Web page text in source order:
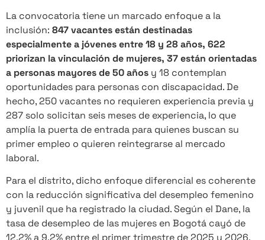
La convocatoria tiene un marcado enfoque a la
inclusión: 847 vacantes están destinadas
especialmente a jóvenes entre 18 y 28 años, 622
priorizan la vinculación de mujeres, 37 están orientadas
a personas mayores de 50 años y 18 contemplan
oportunidades para personas con discapacidad. De
hecho, 250 vacantes no requieren experiencia previa y
287 solo solicitan seis meses de experiencia, lo que
amplía la puerta de entrada para quienes buscan su
primer empleo o quieren reintegrarse al mercado
laboral.
Para el distrito, dicho enfoque diferencial es coherente
con la reducción significativa del desempleo femenino
y juvenil que ha registrado la ciudad. Según el Dane, la
tasa de desempleo de las mujeres en Bogotá cayó de